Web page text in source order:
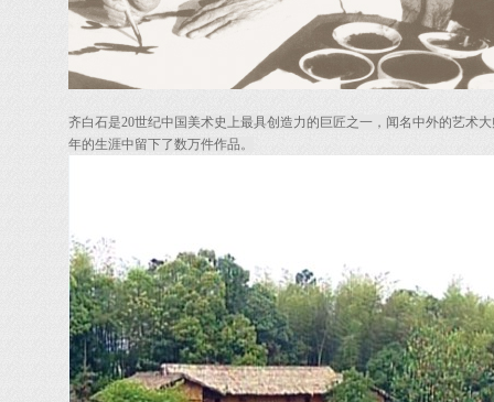
齐白石是20世纪中国美术史上最具创造力的巨匠之一，闻名中外的艺术
年的生涯中留下了数万件作品。